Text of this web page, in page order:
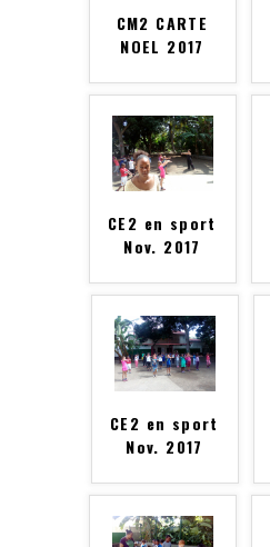
CM2 CARTE
NOEL 2017
CE2 en sport
Nov. 2017
CE2 en sport
Nov. 2017